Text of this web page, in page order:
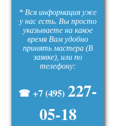
* Вся информация уже
у нас есть. Вы просто
указываете на какое
время Вам удобно
принять мастера (В
заявке), или по
телефону:
☎ +7 (495) 227-
05-18